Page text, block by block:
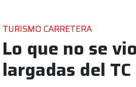
TURISMO CARRETERA
Lo que no se
largadas del